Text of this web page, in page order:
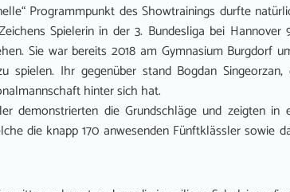
Programmpunkt des Showtrainings durfte
Spielerin in der 3. Bundesliga bei
Sie war bereits 2018 am Gymnasium Burgdorf
spielen. Ihr gegenüber stand Bogdan
hinter sich hat.
demonstrierten die Grundschläge und zeigten
die knapp 170 anwesenden Fünftklässler sowie